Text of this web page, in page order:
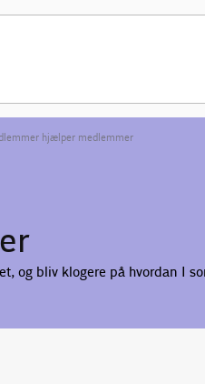
hjælper medlemmer
og bliv klogere på hvordan I